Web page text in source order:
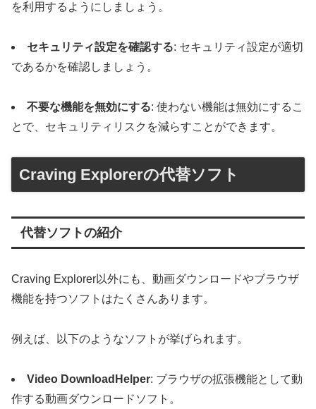
を利用するようにしましょう。
セキュリティ設定を確認する: セキュリティ設定が適切
であるかを確認しましょう。
不要な機能を無効にする: 使わない機能は無効にするこ
とで、セキュリティリスクを減らすことができます。
Craving Explorerの代替ソフト
代替ソフトの紹介
Craving Explorer以外にも、動画ダウンロードやブラウザ
機能を持つソフトはたくさんあります。
例えば、以下のようなソフトが挙げられます。
Video DownloadHelper: ブラウザの拡張機能として動
作する動画ダウンロードソフト。